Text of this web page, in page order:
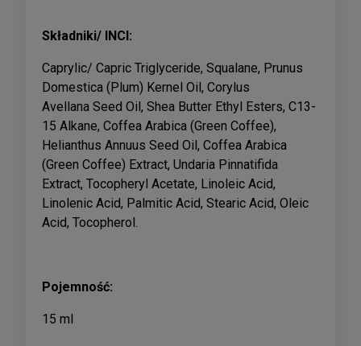
Składniki/ INCI:
Caprylic/ Capric Triglyceride, Squalane, Prunus
Domestica (Plum) Kernel Oil, Corylus
Avellana Seed Oil, Shea Butter Ethyl Esters, C13-
15 Alkane, Coffea Arabica (Green Coffee),
Helianthus Annuus Seed Oil, Coffea Arabica
(Green Coffee) Extract, Undaria Pinnatifida
Extract, Tocopheryl Acetate, Linoleic Acid,
Linolenic Acid, Palmitic Acid, Stearic Acid, Oleic
Acid, Tocopherol.
Pojemność:
15 ml